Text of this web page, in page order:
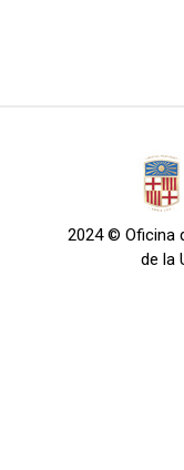
2024 © Oficina
de la